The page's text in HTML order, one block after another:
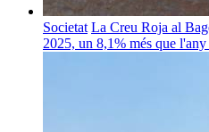
Societat La Creu Roja al
2025, un 8,1% més que